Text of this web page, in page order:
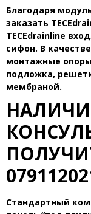
Благодаря
заказать
TECEdrainline
сифон. В
монтажные
подложка,
мембраной.
Стандартный